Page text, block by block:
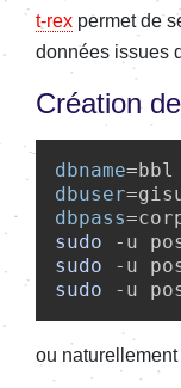
t-rex permet de
données issues
Création
dbname
dbuser
dbpass
sudo -u
sudo -u
sudo -u
ou